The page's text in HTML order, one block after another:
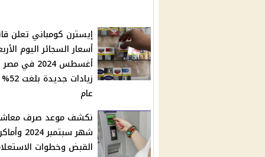
إيسترن كومباني تعلن
أغسطس 2024
عام
نكشف موعد صرف
شهر سبتمبر 2024
القبض وخطوات